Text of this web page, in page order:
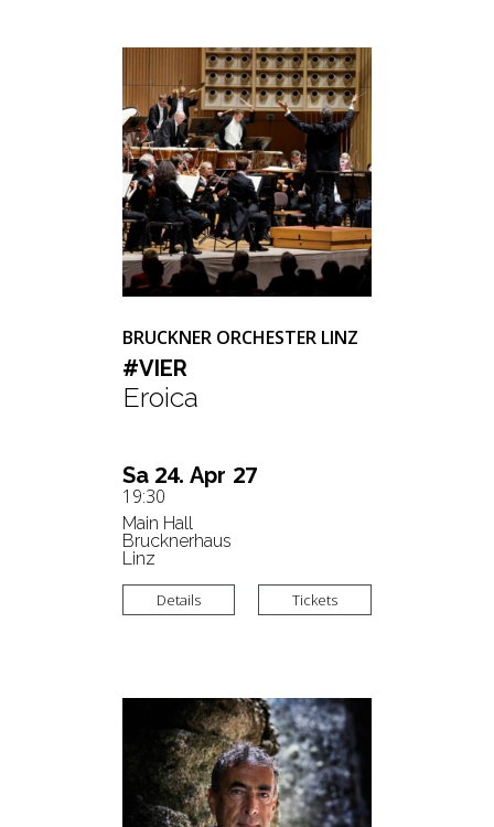
Sa 24. Apr 27
19:30
Main Hall
Brucknerhaus
Linz
BRUCKNER ORCHESTER LINZ
#VIER
Eroica
Details Tickets